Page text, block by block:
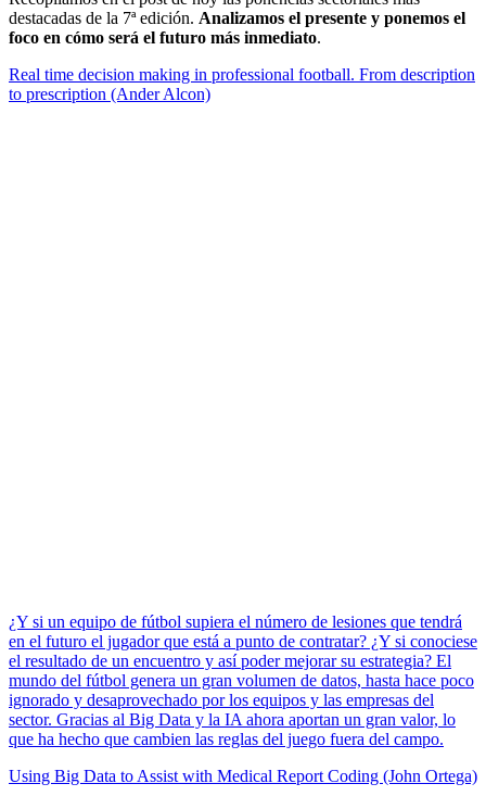
destacadas de la 7ª edición. Analizamos el presente y ponemos el
foco en cómo será el futuro más inmediato.
Real time decision making in professional football. From description
to prescription (Ander Alcon)
¿Y si un equipo de fútbol supiera el número de lesiones que tendrá
en el futuro el jugador que está a punto de contratar? ¿Y si conociese
el resultado de un encuentro y así poder mejorar su estrategia? El
mundo del fútbol genera un gran volumen de datos, hasta hace poco
ignorado y desaprovechado por los equipos y las empresas del
sector. Gracias al Big Data y la IA ahora aportan un gran valor, lo
que ha hecho que cambien las reglas del juego fuera del campo.
Using Big Data to Assist with Medical Report Coding (John Ortega)